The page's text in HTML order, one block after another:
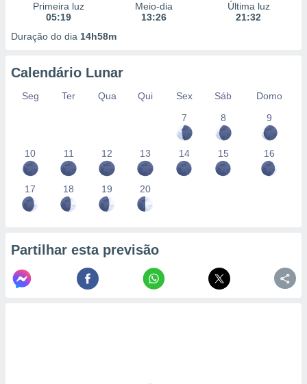
fontes,
e melhorar
dados
estudos
1199
Primeira luz
05:19
Meio-dia
13:26
Última luz
21:32
Duração do dia 14h58m
Calendário Lunar
Seg Ter Qua Qui Sex Sáb
Domo
7
8 9
10 11 12 13 14 15 16
17 18 19 20
Partilhar esta previsão